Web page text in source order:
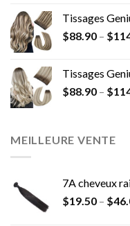
Tissages
$88.90 – $
Tissages
$88.90 – $
MEILLEURE VENTE
7A cheveux
$19.50 – $